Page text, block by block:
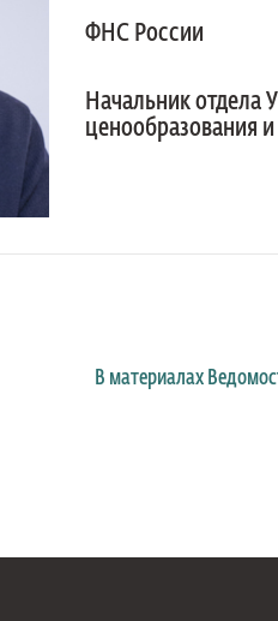
ФНС России
Начальник отдела
ценообразования
В материалах